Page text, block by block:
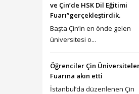
ve Çin’de HSK Dil Eğitimi
Fuarı”gerçekleştirdik.
Başta Çin’in en önde gelen
üniversitesi o...
Öğrenciler Çin
Fuarına akın etti
İstanbul’da düzenlenen Çin